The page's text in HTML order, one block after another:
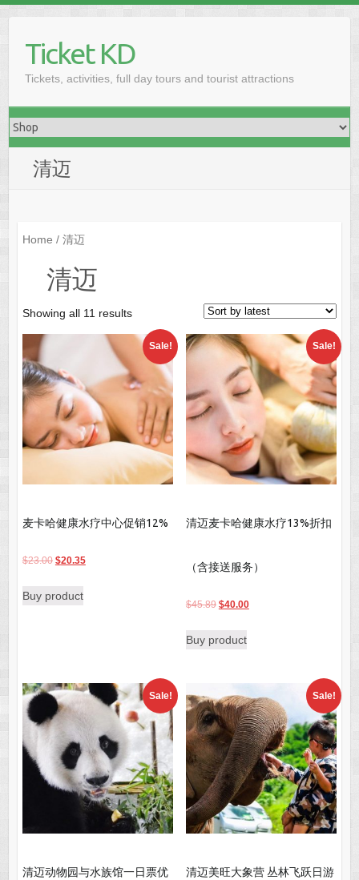
Ticket KD
Tickets, activities, full day tours and tourist attractions
清迈
Home / 清迈
清迈
Showing all 11 resultsSorted
by
latestSale!
麦卡哈健康水疗中心促销12%
$23.00 Original
was:
$20.35Current
Buy product
Sale!
清迈麦卡哈健康水疗13%折扣
（含接送服务）
$45.89 Original
was:
$40.00Current
Buy product
Sale!
清迈动物园与水族馆一日票优
Sale!
清迈美旺大象营 丛林飞跃日游